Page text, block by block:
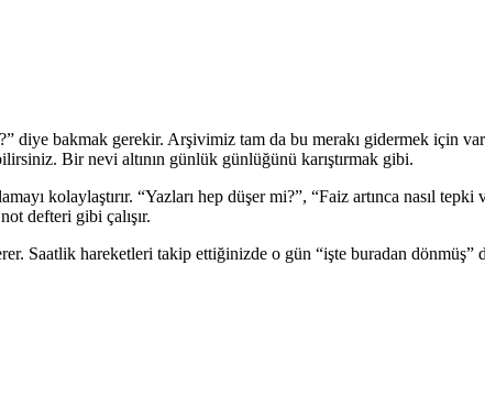
diye bakmak gerekir. Arşivimiz tam da bu merakı gidermek için
Bir nevi altının günlük günlüğünü karıştırmak gibi.
kolaylaştırır. “Yazları hep düşer mi?”, “Faiz artınca nasıl tepki
defteri gibi çalışır.
Saatlik hareketleri takip ettiğinizde o gün “işte buradan dönmüş”